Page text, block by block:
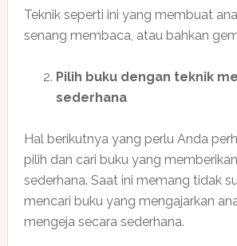
Teknik seperti ini yang membuat
senang membaca, atau bahkan
Pilih buku dengan teknik
sederhana
Hal berikutnya yang perlu Anda
pilih dan cari buku yang
sederhana. Saat ini memang tidak
mencari buku yang mengajarkan
mengeja secara sederhana.